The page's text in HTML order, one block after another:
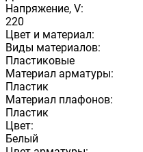
Напряжение, V:
220
Цвет и материал:
Виды материалов:
Пластиковые
Материал арматуры:
Пластик
Материал плафонов:
Пластик
Цвет:
Белый